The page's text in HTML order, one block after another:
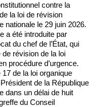
contre la
la loi de révision
nationale le 29 juin 2026.
a été introduite par
du chef de l’État, qui
révision de la loi
procédure d’urgence.
17 de la loi organique
de la République
dans un délai de huit
du Conseil